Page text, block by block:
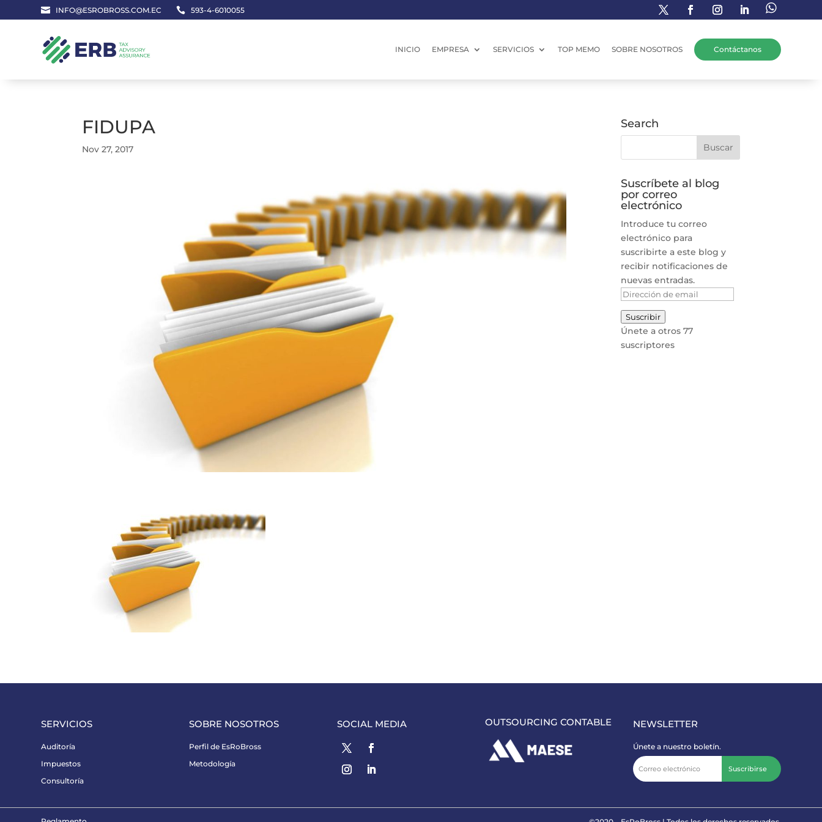
 INFO@ESROBROSS.COM.EC  593-4-6010055
INICIO EMPRESA SERVICIOS TOP MEMO SOBRE NOSOTROS Contáctanos
FIDUPA
Nov 27, 2017
Search
Suscríbete al blog
por correo
electrónico
Introduce tu correo
electrónico para
suscribirte a este blog y
recibir notificaciones de
nuevas entradas.
Dirección
de
email
Suscribir
Únete a otros 77
suscriptores
SERVICIOS
Auditoría
Impuestos
Consultoría
SOBRE NOSOTROS
Perfil de EsRoBross
Metodología
SOCIAL MEDIA OUTSOURCING CONTABLE NEWSLETTER
Únete a nuestro boletín.
Suscribirse